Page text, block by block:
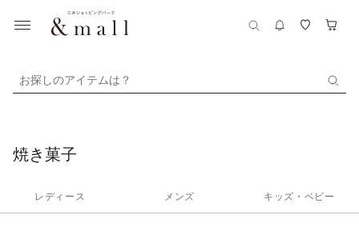
お探しのアイテムは？
焼き菓子
レディース メンズ キッズ・ベビー